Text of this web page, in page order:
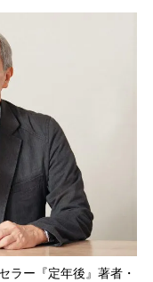
ラー『定年後』著者・